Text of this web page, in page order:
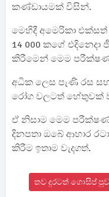
කණ්ඩායමක් විසින්.
මෙහිදී අමෙරිකා
14 000 කගේ එදිනෙදා
කිරීමෙන් මෙම
අධික ලෙස පැණි රස
රෝග වලටත් හේතුවක්
ඒ නිසාම මෙම
දිනපතා ඔබේ ආහාර
කිරීම ඉතාම වැදගත්.
තව දුරටත් ගොසිප්